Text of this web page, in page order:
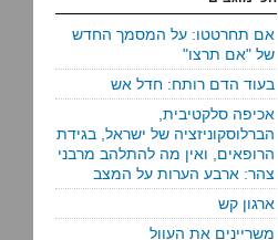
אם תחרטטו: על המסמך החדש
של "אם תרצו"
בעוד הדם רותח: חדל אש
אכיפה סלקטיבית,
הברלוסקוניזציה של ישראל, בגידת
הרופאים, ואין מה להתלהב מרבני
צהר: ארבע הערות על המצב
ארגון קש
משריינים את העוול